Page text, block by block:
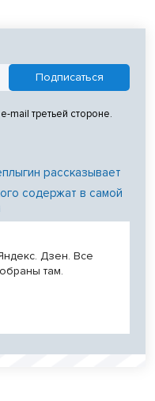
mail третьей стороне.
рассказывает
содержат в самой
Дзен. Все
там.